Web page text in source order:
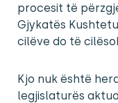
procesit të
Gjykatës
cilëve do të
Kjo nuk është
legjislaturës